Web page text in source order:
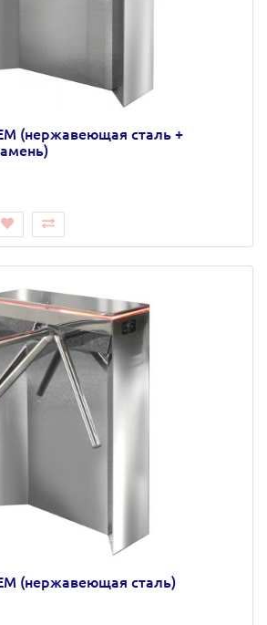
(нержавеющая сталь +
(нержавеющая сталь)